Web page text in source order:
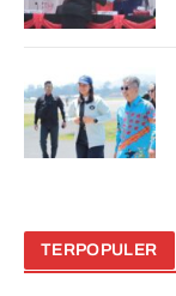
TERPOPULER